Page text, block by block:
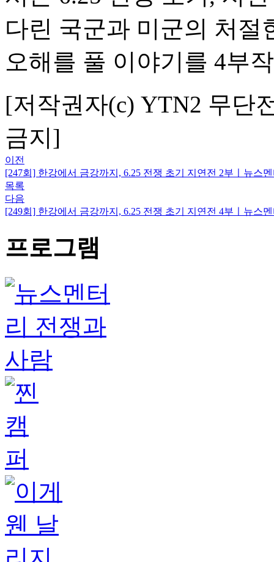
다린 국군과 미군의 처절
오해를 풀 이야기를 4부
[저작권자(c) YTN2 무단
금지]
이전
[247회] 한강에서 금강까지, 6.25 전쟁 초기 지연전 2부ㅣ뉴스
목록
다음
[249회] 한강에서 금강까지, 6.25 전쟁 초기 지연전 4부ㅣ뉴스
프로그램